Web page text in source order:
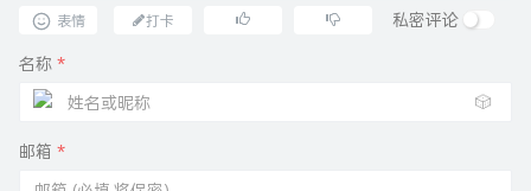
表情 打卡
私密评论
名称 *
🎲
邮箱 *